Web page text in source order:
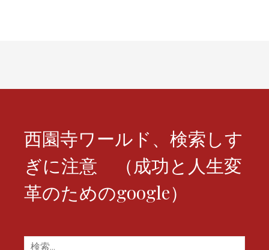
西園寺ワールド、検索しす
ぎに注意 （成功と人生変
革のためのgoogle）
検